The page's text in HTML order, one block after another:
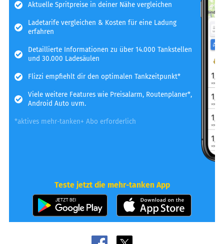
Aktuelle Spritpreise in deiner Nähe vergleichen
Ladetarife vergleichen & Kosten für eine Ladung
erfahren
Detaillierte Informationen zu über 14.000 Tankstellen
und 30.000 Ladesäulen
Flizzi empfiehlt dir den optimalen Tankzeitpunkt*
Viele weitere Features wie Preisalarm, Routenplaner*,
Android Auto uvm.
*aktives mehr-tanken+ Abo erforderlich
Teste jetzt die mehr-tanken App